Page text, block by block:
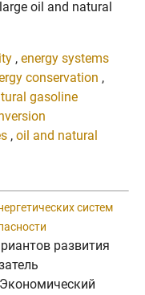
oil and natural
, energy systems
conservation ,
gasoline
, oil and natural
систем
развития